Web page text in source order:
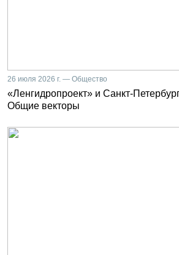
26 июля 2026 г. — Общество
«Ленгидропроект» и Санкт-
Общие векторы